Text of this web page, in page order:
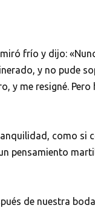
frío y dijo:
y no pude
y me resigné.
como si
pensamiento
de nuestra